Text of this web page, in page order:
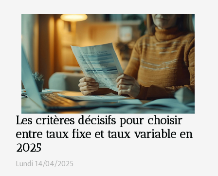
Les critères décisifs pour choisir
entre taux fixe et taux variable en
2025
Lundi 14/04/2025